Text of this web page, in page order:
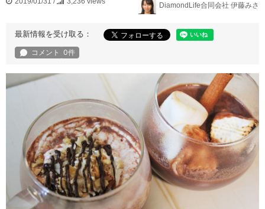
DiamondLife合同会社 伊藤みさ
最新情報を受け取る：